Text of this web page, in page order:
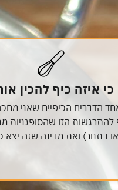
כי איזה כיף להכין
הדברים הכיפיים שאני
להתרגשות הזו שהסופגניות
בתנור) ואת מבינה שזה